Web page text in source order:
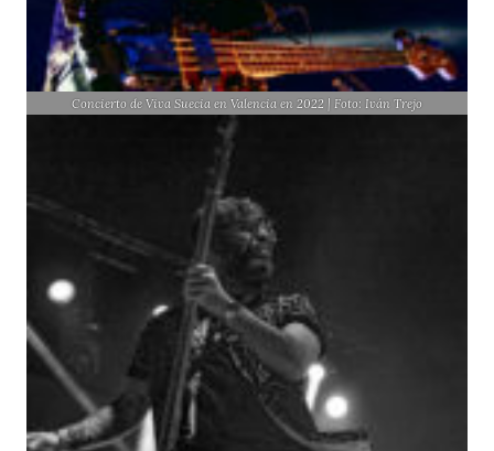
Concierto de Viva Suecia en Valencia en 2022 | Foto: Iván Trejo